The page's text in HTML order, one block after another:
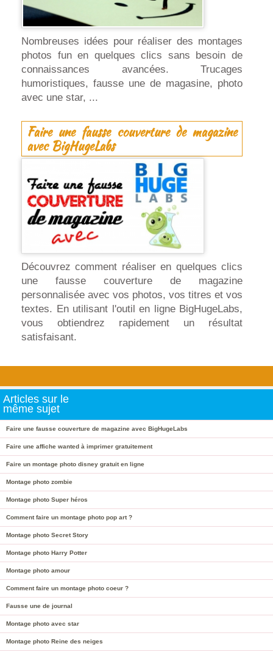
Nombreuses idées pour réaliser des montages
photos fun en quelques clics sans besoin de
connaissances avancées. Trucages
humoristiques, fausse une de magasine, photo
avec une star, ...
Faire une fausse couverture de magazine
avec BigHugeLabs
Découvrez comment réaliser en quelques clics
une fausse couverture de magazine
personnalisée avec vos photos, vos titres et vos
textes. En utilisant l'outil en ligne BigHugeLabs,
vous obtiendrez rapidement un résultat
satisfaisant.
Articles sur le
même sujet
Faire une fausse couverture de magazine avec BigHugeLabs
Faire une affiche wanted à imprimer gratuitement
Faire un montage photo disney gratuit en ligne
Montage photo zombie
Montage photo Super héros
Comment faire un montage photo pop art ?
Montage photo Secret Story
Montage photo Harry Potter
Montage photo amour
Comment faire un montage photo coeur ?
Fausse une de journal
Montage photo avec star
Montage photo Reine des neiges